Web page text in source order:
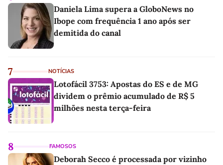
Daniela Lima supera a GloboNews no
Ibope com frequência 1 ano após ser
demitida do canal
7 NOTÍCIAS
Lotofácil 3753: Apostas do ES e de MG
dividem o prêmio acumulado de R$ 5
milhões nesta terça-feira
8 FAMOSOS
Deborah Secco é processada por vizinho